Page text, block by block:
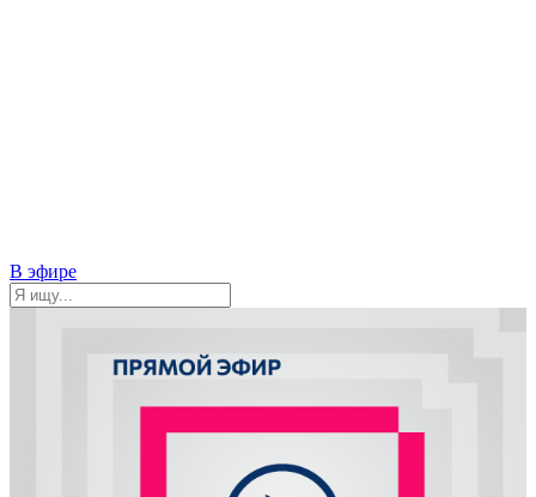
В эфире